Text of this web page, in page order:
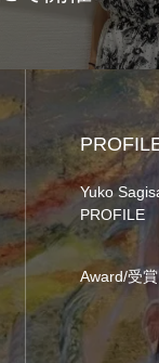
の美 神仏と
Yuko
PROFILE
Award/受賞